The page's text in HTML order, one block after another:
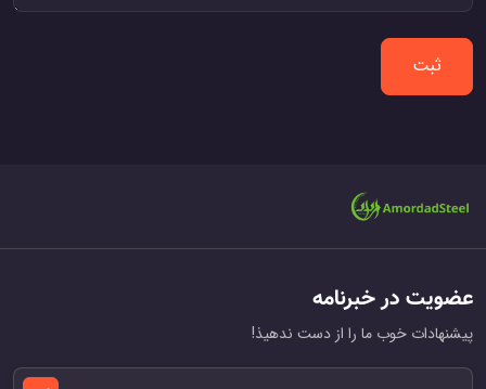
ثبت
عضویت در خبرنامه
پیشنهادات خوب ما را از دست ندهیذ!